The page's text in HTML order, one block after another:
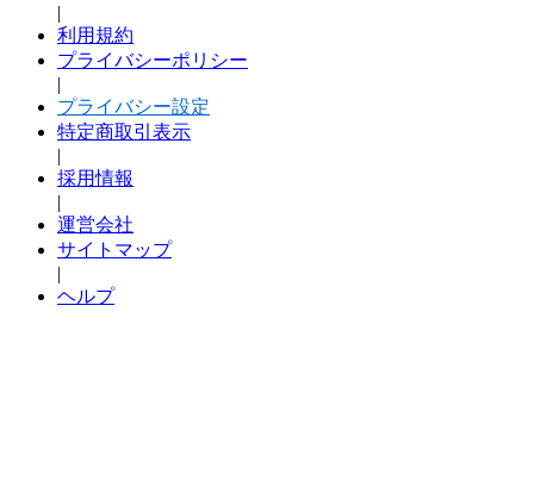
|
利用規約
プライバシーポリシー
|
プライバシー設定
特定商取引表示
|
採用情報
|
運営会社
サイトマップ
|
ヘルプ